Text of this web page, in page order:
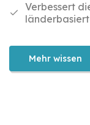
Verbessert
Mehr wissen